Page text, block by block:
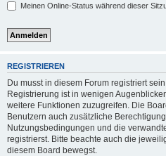
Meinen Online-Status während dieser
REGISTRIEREN
Du musst in diesem Forum registriert
Registrierung ist in wenigen
weitere Funktionen zuzugreifen. Die
Benutzern auch zusätzliche
Nutzungsbedingungen und die
registrierst. Bitte beachte auch die
diesem Board bewegst.